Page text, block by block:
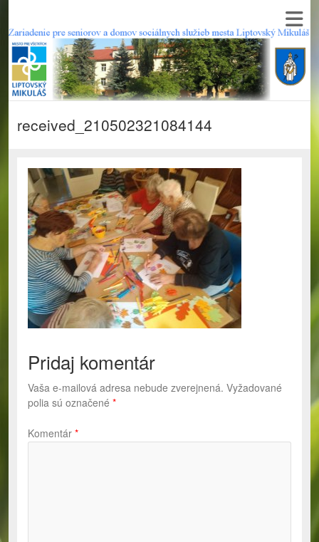
received_210502321084144
Pridaj komentár
Vaša e-mailová adresa nebude zverejnená. Vyžadované
polia sú označené *
Komentár *